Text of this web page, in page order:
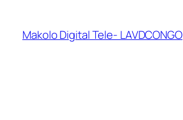
Makolo Digital Tele- LAVDCONGO